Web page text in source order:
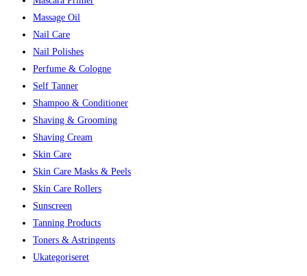
Massage Oil
Nail Care
Nail Polishes
Perfume & Cologne
Self Tanner
Shampoo & Conditioner
Shaving & Grooming
Shaving Cream
Skin Care
Skin Care Masks & Peels
Skin Care Rollers
Sunscreen
Tanning Products
Toners & Astringents
Ukategoriseret